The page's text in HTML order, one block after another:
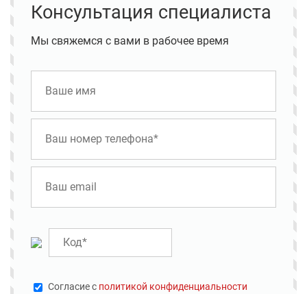
Консультация специалиста
Мы свяжемся с вами в рабочее время
Cогласие с политикой конфиденциальности